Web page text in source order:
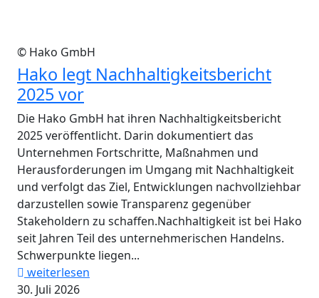
© Hako GmbH
Hako legt Nachhaltigkeitsbericht
2025 vor
Die Hako GmbH hat ihren Nachhaltigkeitsbericht
2025 veröffentlicht. Darin dokumentiert das
Unternehmen Fortschritte, Maßnahmen und
Herausforderungen im Umgang mit Nachhaltigkeit
und verfolgt das Ziel, Entwicklungen nachvollziehbar
darzustellen sowie Transparenz gegenüber
Stakeholdern zu schaffen.Nachhaltigkeit ist bei Hako
seit Jahren Teil des unternehmerischen Handelns.
Schwerpunkte liegen...
weiterlesen
30. Juli 2026